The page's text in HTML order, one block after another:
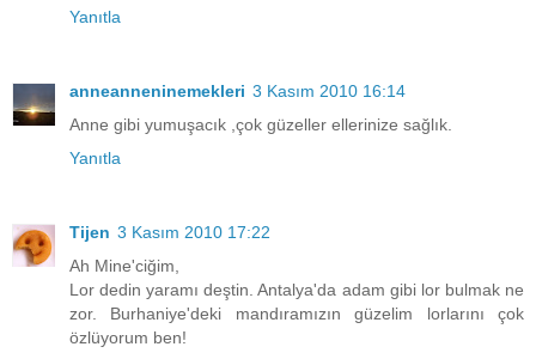
Yanıtla
anneanneninemekleri 3 Kasım 2010 16:14
Anne gibi yumuşacık ,çok güzeller ellerinize sağlık.
Yanıtla
Tijen 3 Kasım 2010 17:22
Ah Mine'ciğim,
Lor dedin yaramı deştin. Antalya'da adam gibi lor bulmak ne
zor. Burhaniye'deki mandıramızın güzelim lorlarını çok
özlüyorum ben!